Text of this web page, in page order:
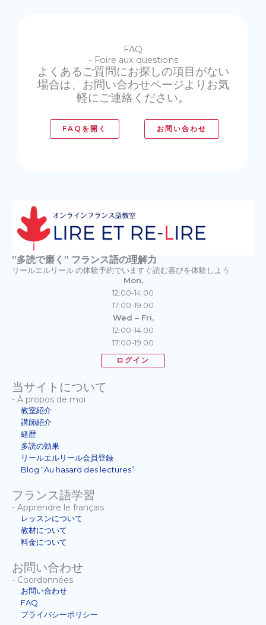
FAQ
- Foire aux questions
よくあるご質問にお探しの項目がない
場合は、お問い合わせページよりお気
軽にご連絡ください。
FAQを開く お問い合わせ
”多読で磨く” フランス語の理解力
リールエルリール の体験予約でいますぐ読む喜びを体験しよう
Mon,
12:00-14:00
17:00-19:00
Wed – Fri,
12:00-14:00
17:00-19:00
ログイン
当サイトについて
- À propos de moi
教室紹介
講師紹介
経歴
多読の効果
リールエルリール会員登録
Blog “Au hasard des lectures”
フランス語学習
- Apprendre le français
レッスンについて
教材について
料金について
お問い合わせ
- Coordonnées
お問い合わせ
FAQ
プライバシーポリシー